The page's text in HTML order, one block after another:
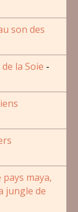
son des
la Soie -
pays maya,
jungle de